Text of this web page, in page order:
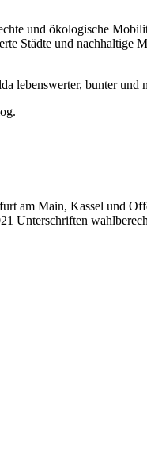
und ökologische
Städte und nachhaltige
lebenswerter, bunter und
am Main, Kassel und
Unterschriften